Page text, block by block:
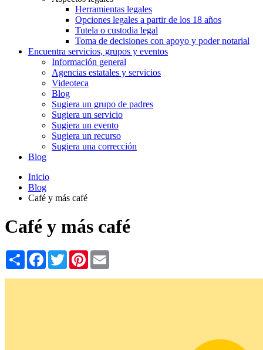
Herramientas legales
Opciones legales a partir de los 18 años
Tutela o custodia legal
Toma de decisiones con apoyo y poder notarial
Encuentra servicios, grupos y eventos
Información general
Agencias estatales y servicios
Videoteca
Blog
Sugiera un grupo de padres
Sugiera un servicio
Sugiera un evento
Sugiera un recurso
Sugiera una corrección
Blog
Inicio
Blog
Café y más café
Café y más café
Share Facebook
TwitterPinterest